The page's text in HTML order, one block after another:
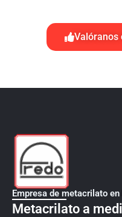
Valóranos
Empresa de metacrilato en
Metacrilato a